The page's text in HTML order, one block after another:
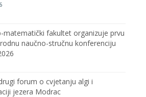
e
matematički fakultet organizuje prvu
naučno-stručnu konferenciju
forum o cvjetanju algi i
jezera Modrac